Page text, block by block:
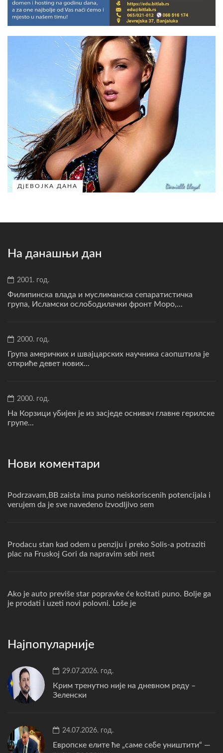
ДјЕВОЈКА ДАНА
На данашњи дан
2001. год.
Филипинска влада и муслиманска сепаратистичка
група, Исламски ослободилачки фронт Моро,...
2000. год.
Група америчких и швајцарских научника саопштила је
откриће девет нових...
2000. год.
На Корзици убијен је из засједе оснивач главне герилске
групе...
Нови коментари
Podrzavam,BB zaista ima puno neiskoriscenih potencijala i
verujem da je sve navedeno izvodljivo sem
Prodacu stan kad odem u penziju i preko Solis-a potraziti
plac na Fruskoj Gori da napravim sebi nest
Ako je auto previše star popravke će koštati puno. Bolje ga
je prodati i uzeti novi polovni. Loše je
Најпопуларније
29.07.2026. год.
Крим тренутно није на дневном реду –
Зеленски
24.07.2026. год.
Европске елите ће „саме себе уништити“ —